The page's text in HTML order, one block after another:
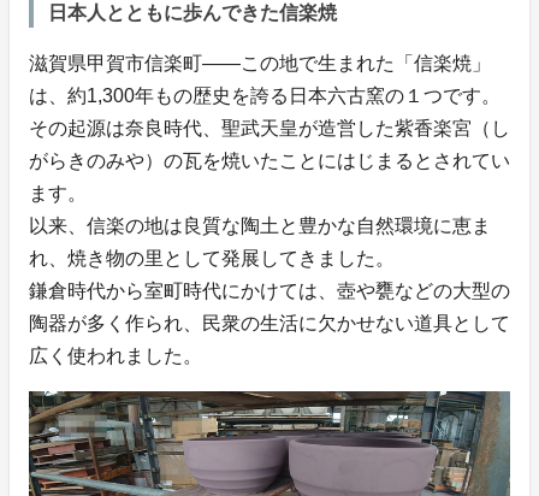
日本人とともに歩んできた信楽焼
滋賀県甲賀市信楽町——この地で生まれた「信楽焼」
は、約1,300年もの歴史を誇る日本六古窯の１つです。
その起源は奈良時代、聖武天皇が造営した紫香楽宮（し
がらきのみや）の瓦を焼いたことにはじまるとされてい
ます。
以来、信楽の地は良質な陶土と豊かな自然環境に恵ま
れ、焼き物の里として発展してきました。
鎌倉時代から室町時代にかけては、壺や甕などの大型の
陶器が多く作られ、民衆の生活に欠かせない道具として
広く使われました。